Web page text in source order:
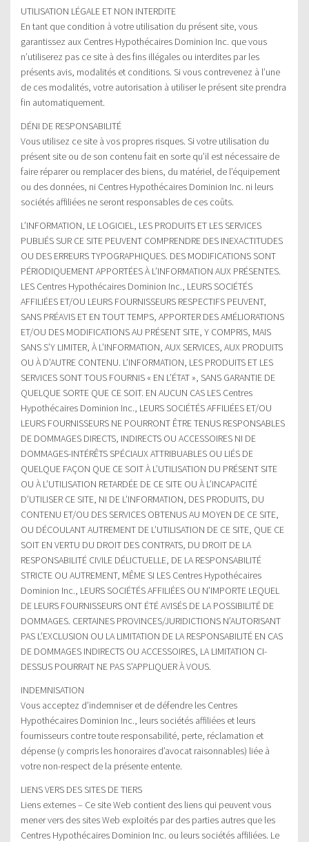
UTILISATION LÉGALE ET NON INTERDITE
En tant que condition à votre utilisation du présent site, vous
garantissez aux Centres Hypothécaires Dominion Inc. que vous
n’utiliserez pas ce site à des fins illégales ou interdites par les
présents avis, modalités et conditions. Si vous contrevenez à l’une
de ces modalités, votre autorisation à utiliser le présent site prendra
fin automatiquement.
DÉNI DE RESPONSABILITÉ
Vous utilisez ce site à vos propres risques. Si votre utilisation du
présent site ou de son contenu fait en sorte qu’il est nécessaire de
faire réparer ou remplacer des biens, du matériel, de l’équipement
ou des données, ni Centres Hypothécaires Dominion Inc. ni leurs
sociétés affiliées ne seront responsables de ces coûts.
L’INFORMATION, LE LOGICIEL, LES PRODUITS ET LES SERVICES
PUBLIÉS SUR CE SITE PEUVENT COMPRENDRE DES INEXACTITUDES
OU DES ERREURS TYPOGRAPHIQUES. DES MODIFICATIONS SONT
PÉRIODIQUEMENT APPORTÉES À L’INFORMATION AUX PRÉSENTES.
LES Centres Hypothécaires Dominion Inc., LEURS SOCIÉTÉS
AFFILIÉES ET/OU LEURS FOURNISSEURS RESPECTIFS PEUVENT,
SANS PRÉAVIS ET EN TOUT TEMPS, APPORTER DES AMÉLIORATIONS
ET/OU DES MODIFICATIONS AU PRÉSENT SITE, Y COMPRIS, MAIS
SANS S’Y LIMITER, À L’INFORMATION, AUX SERVICES, AUX PRODUITS
OU À D’AUTRE CONTENU. L’INFORMATION, LES PRODUITS ET LES
SERVICES SONT TOUS FOURNIS « EN L’ÉTAT », SANS GARANTIE DE
QUELQUE SORTE QUE CE SOIT. EN AUCUN CAS LES Centres
Hypothécaires Dominion Inc., LEURS SOCIÉTÉS AFFILIÉES ET/OU
LEURS FOURNISSEURS NE POURRONT ÊTRE TENUS RESPONSABLES
DE DOMMAGES DIRECTS, INDIRECTS OU ACCESSOIRES NI DE
DOMMAGES-INTÉRÊTS SPÉCIAUX ATTRIBUABLES OU LIÉS DE
QUELQUE FAÇON QUE CE SOIT À L’UTILISATION DU PRÉSENT SITE
OU À L’UTILISATION RETARDÉE DE CE SITE OU À L’INCAPACITÉ
D’UTILISER CE SITE, NI DE L’INFORMATION, DES PRODUITS, DU
CONTENU ET/OU DES SERVICES OBTENUS AU MOYEN DE CE SITE,
OU DÉCOULANT AUTREMENT DE L’UTILISATION DE CE SITE, QUE CE
SOIT EN VERTU DU DROIT DES CONTRATS, DU DROIT DE LA
RESPONSABILITÉ CIVILE DÉLICTUELLE, DE LA RESPONSABILITÉ
STRICTE OU AUTREMENT, MÊME SI LES Centres Hypothécaires
Dominion Inc., LEURS SOCIÉTÉS AFFILIÉES OU N’IMPORTE LEQUEL
DE LEURS FOURNISSEURS ONT ÉTÉ AVISÉS DE LA POSSIBILITÉ DE
DOMMAGES. CERTAINES PROVINCES/JURIDICTIONS N’AUTORISANT
PAS L’EXCLUSION OU LA LIMITATION DE LA RESPONSABILITÉ EN CAS
DE DOMMAGES INDIRECTS OU ACCESSOIRES, LA LIMITATION CI-
DESSUS POURRAIT NE PAS S’APPLIQUER À VOUS.
INDEMNISATION
Vous acceptez d’indemniser et de défendre les Centres
Hypothécaires Dominion Inc., leurs sociétés affiliées et leurs
fournisseurs contre toute responsabilité, perte, réclamation et
dépense (y compris les honoraires d’avocat raisonnables) liée à
votre non-respect de la présente entente.
LIENS VERS DES SITES DE TIERS
Liens externes – Ce site Web contient des liens qui peuvent vous
mener vers des sites Web exploités par des parties autres que les
Centres Hypothécaires Dominion Inc. ou leurs sociétés affiliées. Le